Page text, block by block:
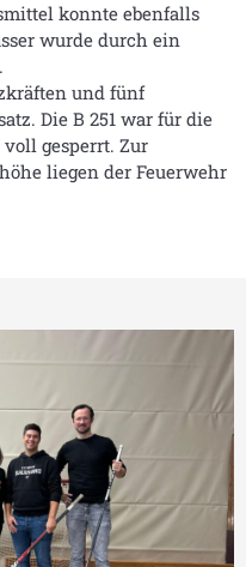
konnte ebenfalls
wurde durch ein
und fünf
Die B 251 war für die
voll gesperrt. Zur
liegen der Feuerwehr